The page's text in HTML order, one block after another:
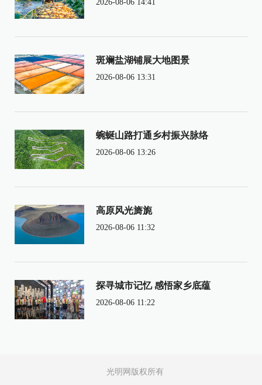
2026-08-06 14:41
斑斓盐湖铺展大地图景
2026-08-06 13:31
蜿蜒山路打通乡村振兴脉络
2026-08-06 13:26
高原风光旖旎
2026-08-06 11:32
探寻城市记忆 感悟家乡底蕴
2026-08-06 11:22
光明网版权所有